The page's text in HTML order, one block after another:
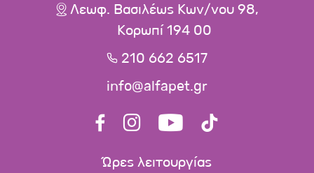
Λεωφ. Βασιλέως Κων/νου 98,
Κορωπί 194 00
210 662 6517
info@alfapet.gr
Ώρες λειτουργίας